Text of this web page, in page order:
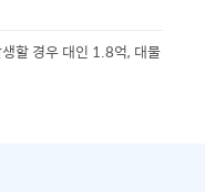
할 경우 대인 1.8억, 대물